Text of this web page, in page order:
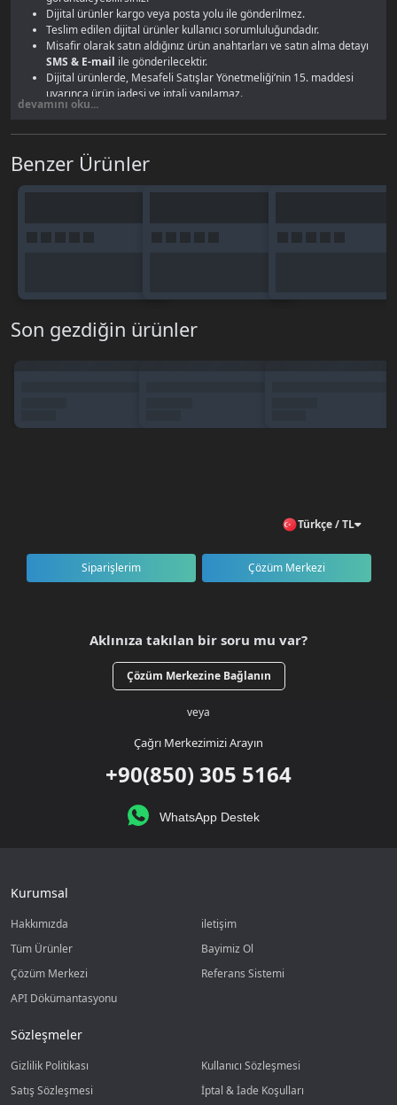
Dijital ürünler kargo veya posta yolu ile gönderilmez.
Teslim edilen dijital ürünler kullanıcı sorumluluğundadır.
Misafir olarak satın aldığınız ürün anahtarları ve satın alma detayı
SMS & E-mail ile gönderilecektir.
Dijital ürünlerde, Mesafeli Satışlar Yönetmeliği’nin 15. maddesi
uyarınca ürün iadesi ve iptali yapılamaz.
devamını oku...
Benzer Ürünler
Son gezdiğin ürünler
Türkçe / TL
Siparişlerim Çözüm Merkezi
Aklınıza takılan bir soru mu var?
Çözüm Merkezine Bağlanın
veya
Çağrı Merkezimizi Arayın
+90(850) 305 5164
WhatsApp Destek
Kurumsal
Hakkımızda
iletişim
Tüm Ürünler
Bayimiz Ol
Çözüm Merkezi
Referans Sistemi
API Dökümantasyonu
Sözleşmeler
Gizlilik Politikası
Kullanıcı Sözleşmesi
Satış Sözleşmesi
İptal & İade Koşulları